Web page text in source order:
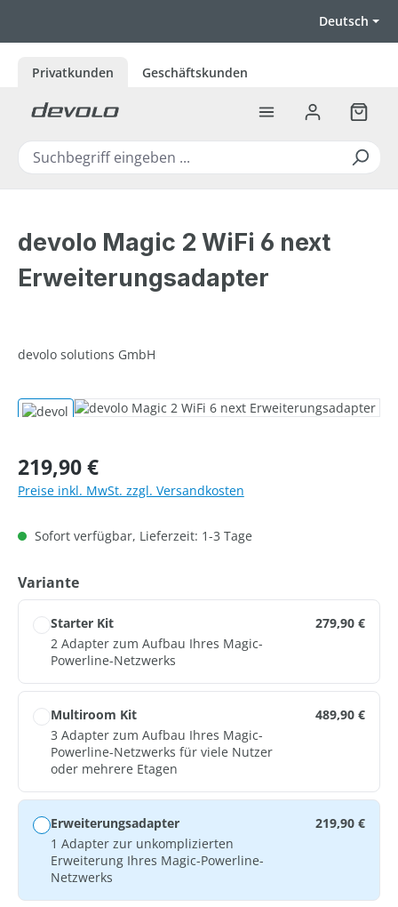
Deutsch
Privatkunden Geschäftskunden
devolo Magic 2 WiFi 6 next
Erweiterungsadapter
devolo solutions GmbH
Bildergalerie überspringen
Regulärer Preis:
219,90 €
Preise inkl. MwSt. zzgl. Versandkosten
Sofort verfügbar, Lieferzeit: 1-3 Tage
Varianteauswählen
Starter Kit
2 Adapter zum Aufbau Ihres Magic-
Powerline-Netzwerks
279,90 €
Multiroom Kit
3 Adapter zum Aufbau Ihres Magic-
Powerline-Netzwerks für viele Nutzer
oder mehrere Etagen
489,90 €
Erweiterungsadapter
1 Adapter zur unkomplizierten
Erweiterung Ihres Magic-Powerline-
Netzwerks
219,90 €